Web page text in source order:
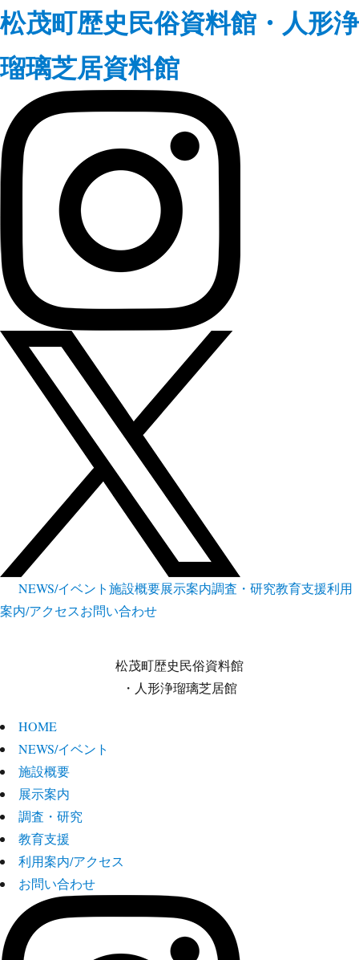
松茂町歴史民俗資料館・人形浄
瑠璃芝居資料館
NEWS/イベント施設概要展示案内調査・研究教育支援利用
案内/アクセスお問い合わせ
松茂町歴史民俗資料館
・人形浄瑠璃芝居館
HOME
NEWS/イベント
施設概要
展示案内
調査・研究
教育支援
利用案内/アクセス
お問い合わせ